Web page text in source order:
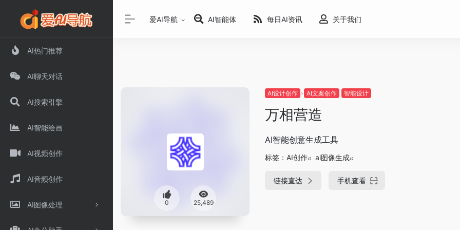
AI热门推荐
AI聊天对话
AI搜索引擎
AI智能绘画
AI视频创作
AI音频创作
AI图像处理
爱AI导航 AI智能体 每日AI资讯 关于我们
0 25,489
AI设计创作 AI文案创作 智能设计
万相营造
AI智能创意生成工具
标签： AI创作 ai图像生成
链接直达 手机查看